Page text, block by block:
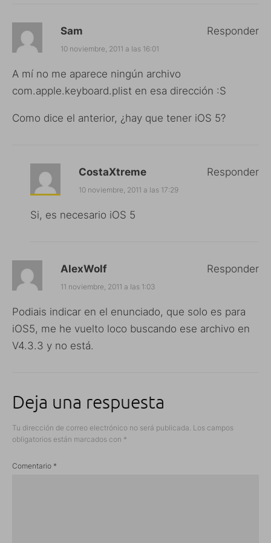
Sam
10 noviembre, 2011 a las 16:01
A mí no me aparece ningún archivo
com.apple.keyboard.plist en esa dirección :S
Como dice el anterior, ¿hay que tener iOS 5?
Responder
CostaXtreme
10 noviembre, 2011 a las 17:29
Si, es necesario iOS 5
Responder
AlexWolf
11 noviembre, 2011 a las 1:03
Podiais indicar en el enunciado, que solo es para
iOS5, me he vuelto loco buscando ese archivo en
V4.3.3 y no está.
Responder
Deja una respuesta
Tu dirección de correo electrónico no será publicada. Los campos
obligatorios están marcados con *
Comentario *